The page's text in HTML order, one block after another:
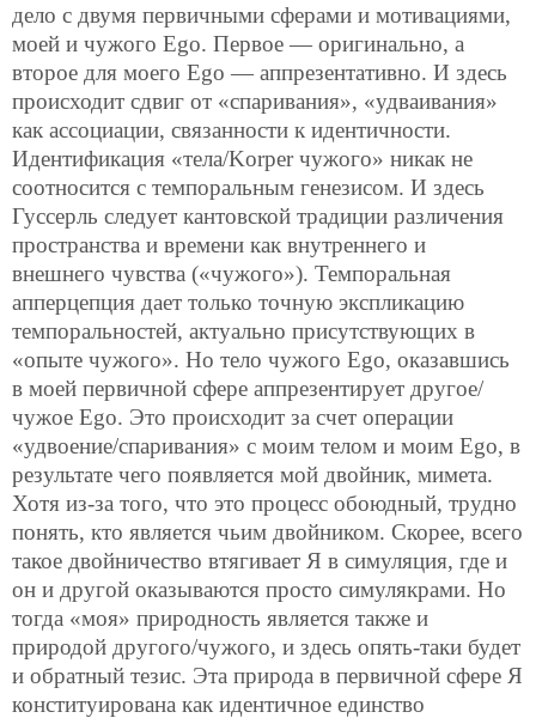
дело с двумя первичными сферами и мотивациями,
моей и чужого Ego. Первое — оригинально, а
второе для моего Ego — аппрезентативно. И здесь
происходит сдвиг от «спаривания», «удваивания»
как ассоциации, связанности к идентичности.
Идентификация «тела/Korper чужого» никак не
соотносится с темпоральным генезисом. И здесь
Гуссерль следует кантовской традиции различения
пространства и времени как внутреннего и
внешнего чувства («чужого»). Темпоральная
апперцепция дает только точную экспликацию
темпоральностей, актуально присутствующих в
«опыте чужого». Но тело чужого Ego, оказавшись
в моей первичной сфере аппрезентирует другое/
чужое Ego. Это происходит за счет операции
«удвоение/спаривания» с моим телом и моим Ego, в
результате чего появляется мой двойник, мимета.
Хотя из-за того, что это процесс обоюдный, трудно
понять, кто является чьим двойником. Скорее, всего
такое двойничество втягивает Я в симуляция, где и
он и другой оказываются просто симулякрами. Но
тогда «моя» природность является также и
природой другого/чужого, и здесь опять-таки будет
и обратный тезис. Эта природа в первичной сфере Я
конституирована как идентичное единство